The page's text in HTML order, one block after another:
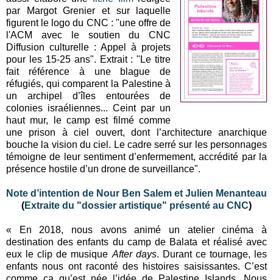
par Margot Grenier et sur laquelle
figurent le logo du CNC : "une offre de
l'ACM avec le soutien du CNC
Diffusion culturelle : Appel à projets
pour les 15-25 ans". Extrait : " Le titre
fait référence à une blague de
réfugiés, qui comparent la Palestine à
un archipel d’îles entourées de
colonies israéliennes... Ceint par un
haut mur, le camp est filmé comme
une prison à ciel ouvert, dont l’architecture anarchique
bouche la vision du ciel. Le cadre serré sur les personnages
témoigne de leur sentiment d’enfermement, accrédité par la
présence hostile d’un drone de surveillance".
Note d’intention de Nour Ben Salem et Julien Menanteau
(Extraite du "dossier artistique" présenté au CNC)
« En 2018, nous avons animé un atelier cinéma à
destination des enfants du camp de Balata et réalisé avec
eux le clip de musique After days. Durant ce tournage, les
enfants nous ont raconté des histoires saisissantes. C’est